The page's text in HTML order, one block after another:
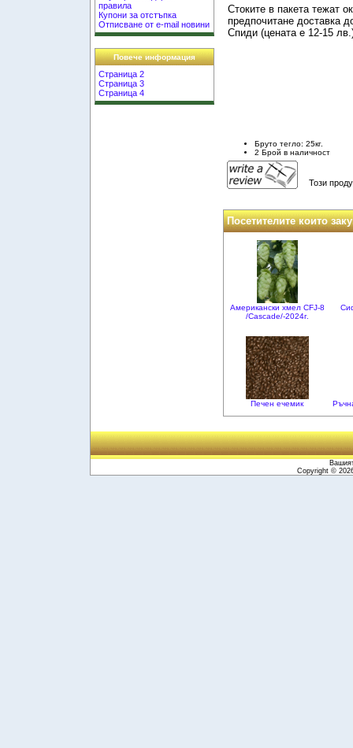
правила
Купони за отстъпка
Отписване от e-mail новини
Повече информация
Страница 2
Страница 3
Страница 4
Стоките в пакета тежат
предпочитане доставка
Спиди (цената е 12-15
Бруто тегло: 25кг.
2 Брой в наличност
Този
Посетителите които
Американски хмел CFJ-8
/Cascade/-2024г.
Печен ечемик
Copyright ©